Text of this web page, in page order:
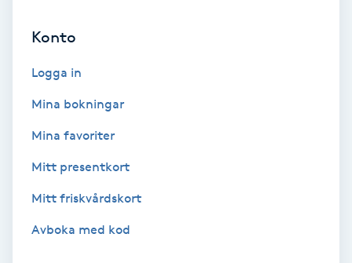
Veterinär
Vibrationsmassage
Volymfransar
Konto
Logga in
Mina bokningar
Mina favoriter
Mitt presentkort
Mitt friskvårdskort
Avboka med kod